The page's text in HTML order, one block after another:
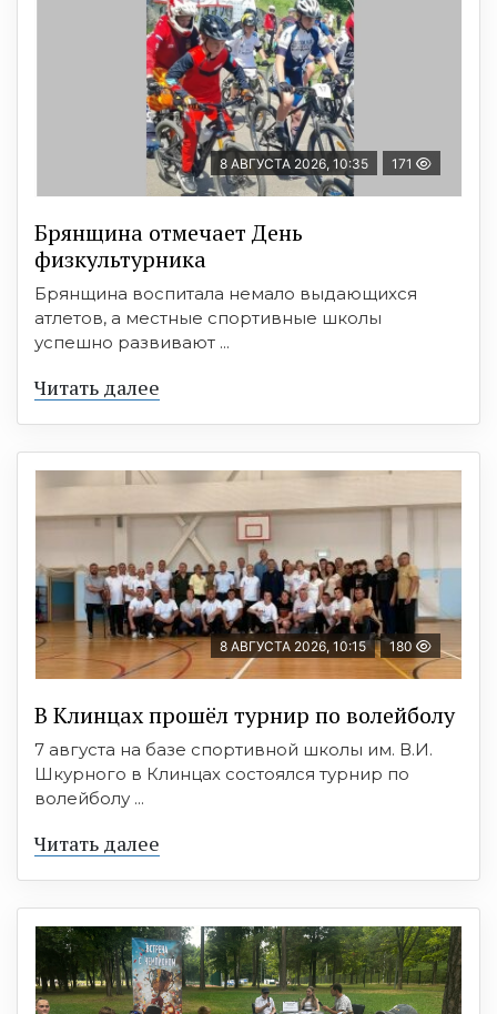
8 АВГУСТА 2026, 10:35 171
Брянщина отмечает День
физкультурника
Брянщина воспитала немало выдающихся
атлетов, а местные спортивные школы
успешно развивают ...
Читать далее
8 АВГУСТА 2026, 10:15 180
В Клинцах прошёл турнир по волейболу
7 августа на базе спортивной школы им. В.И.
Шкурного в Клинцах состоялся турнир по
волейболу ...
Читать далее